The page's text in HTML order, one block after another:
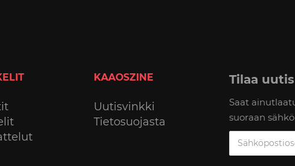
KAAOSZINE
Uutisvinkki
Tietosuojasta
Tilaa
Saat
suoraan